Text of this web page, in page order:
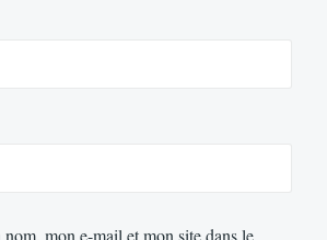
mon e-mail et mon site dans le